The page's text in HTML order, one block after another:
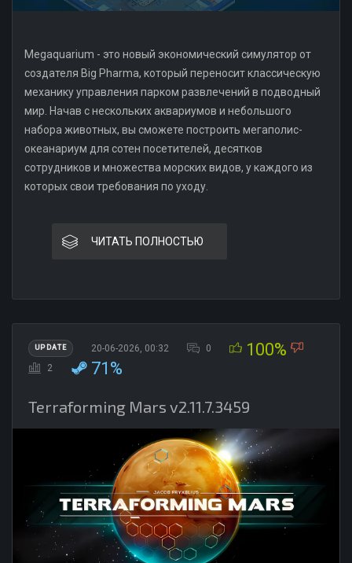
Megaquarium - это новый экономический симулятор от
создателя Big Pharma, который переносит классическую
механику управления парком развлечений в подводный
мир. Начав с нескольких аквариумов и небольшого
набора животных, вы сможете построить мегаполис-
океанариум для сотен посетителей, десятков
сотрудников и множества морских видов, у каждого из
которых свои требования по уходу.
ЧИТАТЬ ПОЛНОСТЬЮ
UPDATE 20-06-2026, 00:32 0 100%
2 71%
Terraforming Mars v2.11.7.3459